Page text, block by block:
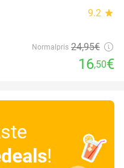
9.2 star
Normalpris 24,95€
16,50€
!